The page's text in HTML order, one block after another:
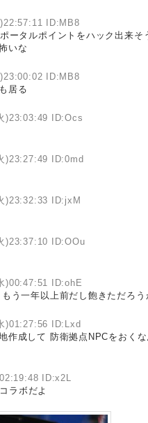
ID:MB8
ータルポイントをハック出来そ
いな
ID:MB8
居る
)23:03:49 ID:Ocs
)23:27:49 ID:0md
)23:32:33 ID:jxM
)23:37:10 ID:OOu
)00:47:51 ID:ohE
う一年以上前だし飽きただろう
)01:27:56 ID:Lxd
作成して 防衛拠点NPCをおく
ID:x2L
ラボだよ